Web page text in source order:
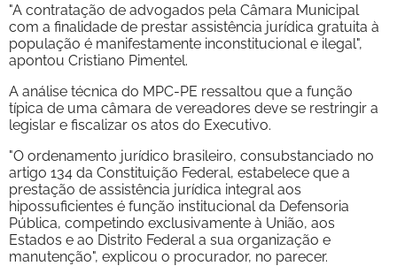
"A contratação de advogados pela Câmara Municipal
com a finalidade de prestar assistência jurídica gratuita à
população é manifestamente inconstitucional e ilegal",
apontou Cristiano Pimentel.
A análise técnica do MPC-PE ressaltou que a função
típica de uma câmara de vereadores deve se restringir a
legislar e fiscalizar os atos do Executivo.
"O ordenamento jurídico brasileiro, consubstanciado no
artigo 134 da Constituição Federal, estabelece que a
prestação de assistência jurídica integral aos
hipossuficientes é função institucional da Defensoria
Pública, competindo exclusivamente à União, aos
Estados e ao Distrito Federal a sua organização e
manutenção", explicou o procurador, no parecer.